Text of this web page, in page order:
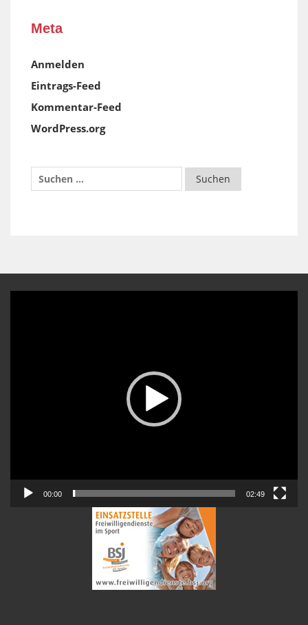
Meta
Anmelden
Eintrags-Feed
Kommentar-Feed
WordPress.org
00:00 02:49